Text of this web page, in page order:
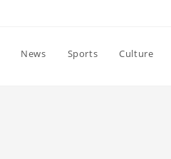
News Sports Culture